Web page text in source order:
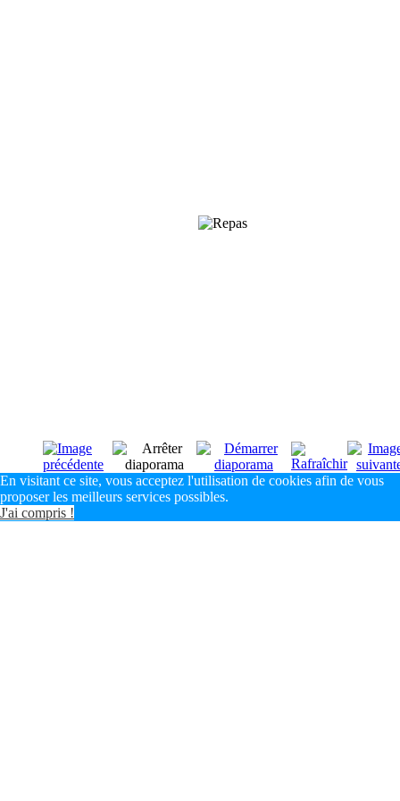
En visitant ce site, vous acceptez l'utilisation de cookies afin de vous
proposer les meilleurs services possibles.
J'ai compris !